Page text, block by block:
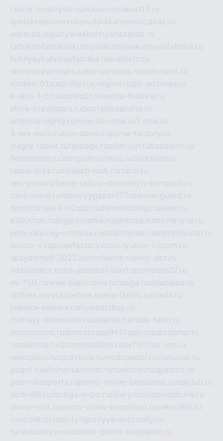
raszar.ruvskrytie-zamkov-moskva113.ru
lipetsktelecom.rutovudyi4kuhnyanazakaz.ru
seksuzb.ruguzywia4kuhnyanazakaz.ru
fabrikaofabrikaokuhny.rukuhnyaekuhnyaafabrika.ru
kuhnyaykuhnyayfabrika.rue-abis1c.ru
store-brawl-stars.rukts-services.rudark-sand.ru
sindika-01.rusp-life.rux-legion.rusib-archives.ru
e-abis-1-c.rusindika01.ruvenda-festival.ru
store-brawlstars.rudooraleksandria.ru
antenna-highly.ru mine-lab-msk.ru1-mus.ru
3-sex-porn.ruban-damn.rupurse-factory.ru
viagra-tablet.rufasbags.ruadler-jun.rubandamn.ru
fincontech.ru3sexporn.ru1mus.rudarksand.ru
rebus-toys.ru minelab-msk.ru rtdco.ru
seo-prodvizhenie-sajtov-stroitelnyh-kompanij.ru
card-voice.ru rulonnyygazon177.rusnow-guard.ru
domizbrusa-9x12spb.rudemaholding.ruaalse.ru
a380club.ruargentinamia.ruperkoka.ru movie-one.ru
perk-oka.rug-octopus.rusibarchives.ruandreislyusar.ru
naruto-x.rupursefactory.rutor-lyubov-i-grom.ru
spayderhed-2022.ru movieone.ruevro-dez.ru
webamator.ru ma-absolut1.ruavtopomosch27.ru
nv-750.ru news-plain.ru nertansaga.rudelanalad.ru
dizfiles.ruyoutubefree.ruaria-family.ru roadli.ru
planeta-samara.ru mysmartbuy.ru
matrasy-kemerovo.ruashanet.rutrade-farm.ru
dotcustoms.rudomizbrusa9x12spb.ruautodamp.ru
narasimha.rudjcommodities.ru nv750.rux-ton.ru
newsplain.rucardvoice.ru modopaper.ru manunae.ru
gbget.rualfeihavsalnassr.ru madoma.rutajuncos.ru
petrovkasports.ruporno-online-besplatno.rusplclub.ru
york-life.rudoroga-expo.ru ribery.rucleanmedicine.ru
slovar-ivrit.ruporno-video-besplatno.ruseks-365.ru
ovucontrol.rusloty-igrovyye-avtomaty.ru
ru-industriya.ru russkoe-porno-besplatno.ru